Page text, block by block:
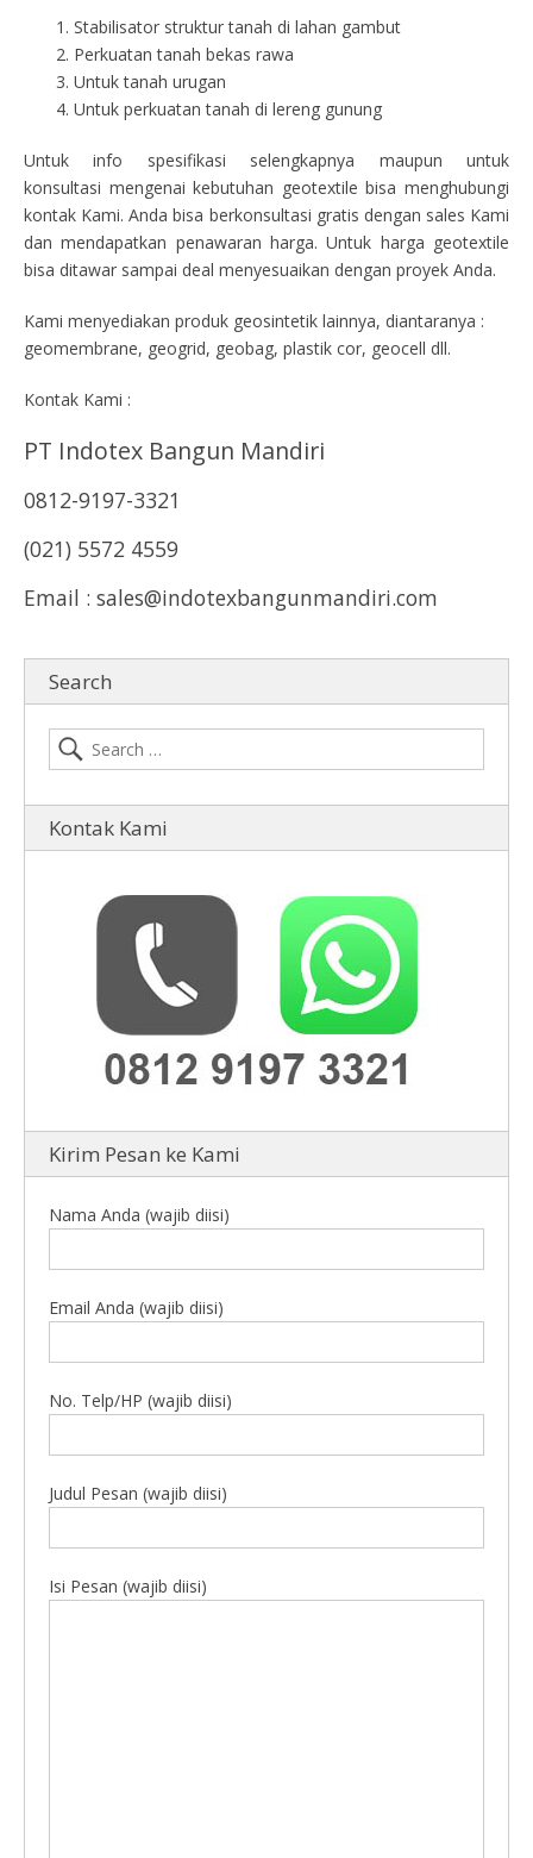
Stabilisator struktur tanah di lahan gambut
Perkuatan tanah bekas rawa
Untuk tanah urugan
Untuk perkuatan tanah di lereng gunung
Untuk info spesifikasi selengkapnya maupun untuk
konsultasi mengenai kebutuhan geotextile bisa menghubungi
kontak Kami. Anda bisa berkonsultasi gratis dengan sales Kami
dan mendapatkan penawaran harga. Untuk harga geotextile
bisa ditawar sampai deal menyesuaikan dengan proyek Anda.
Kami menyediakan produk geosintetik lainnya, diantaranya :
geomembrane, geogrid, geobag, plastik cor, geocell dll.
Kontak Kami :
PT Indotex Bangun Mandiri
0812-9197-3321
(021) 5572 4559
Email : sales@indotexbangunmandiri.com
Search
Kontak Kami
Kirim Pesan ke Kami
Nama Anda (wajib diisi)
Email Anda (wajib diisi)
No. Telp/HP (wajib diisi)
Judul Pesan (wajib diisi)
Isi Pesan (wajib diisi)